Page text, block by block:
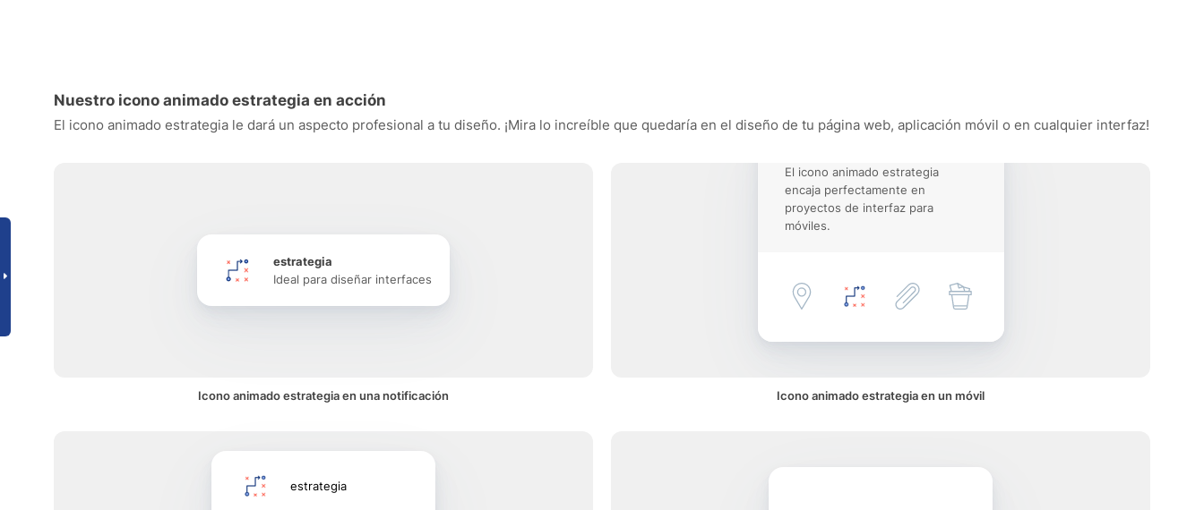
Nuestro icono animado estrategia en acción
El icono animado estrategia le dará un aspecto profesional a tu diseño. ¡Mira lo increíble que quedaría en el diseño de tu página web, aplicación móvil o en cualquier interfaz!
estrategia
Ideal para diseñar interfaces
Icono animado estrategia en una notificación
El icono animado estrategia
encaja perfectamente en
proyectos de interfaz para
móviles.
Icono animado estrategia en un móvil
estrategia